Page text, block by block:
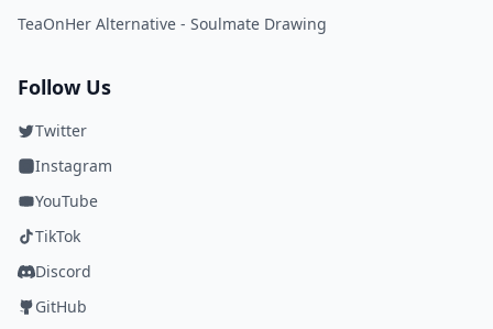
TeaOnHer Alternative - Soulmate Drawing
Follow Us
Twitter
Instagram
YouTube
TikTok
Discord
GitHub